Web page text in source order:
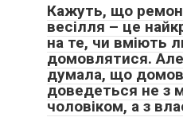
Кажуть, що
весілля – це
на те, чи вміють
домовлятися. Але
думала, що
доведеться не з
чоловіком, а з